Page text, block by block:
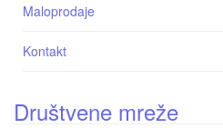
Maloprodaje
Kontakt
Društvene mreže